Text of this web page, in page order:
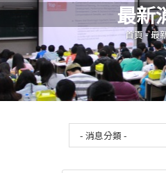
Open submenu (職涯
職涯輔導
Open submenu (就業
就業調查
活動集錦
相關連結
最新
您在
首頁-最